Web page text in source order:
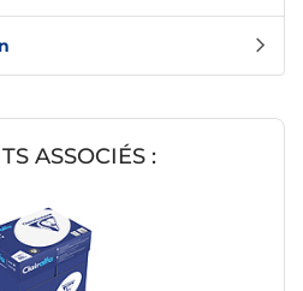
ASSOCIÉS :